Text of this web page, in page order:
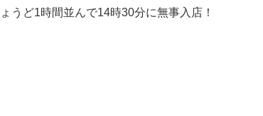
うど1時間並んで14時30分に無事入店！